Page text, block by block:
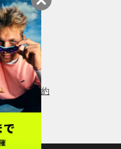
会員規約